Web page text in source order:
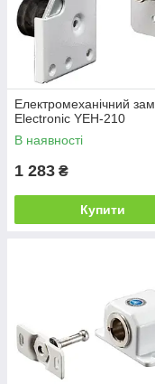
Електромеханічний
Electronic YEH-210
В наявності
1 283 ₴
Купити